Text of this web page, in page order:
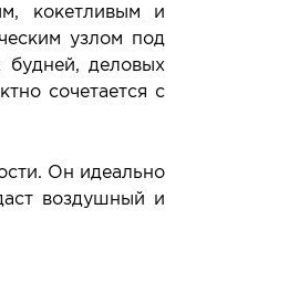
кокетливым и
узлом под
будней, деловых
сочетается с
Он идеально
воздушный и